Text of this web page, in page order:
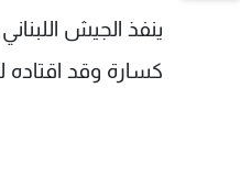
ينفذ الجيش
كسارة وقد اقتاده